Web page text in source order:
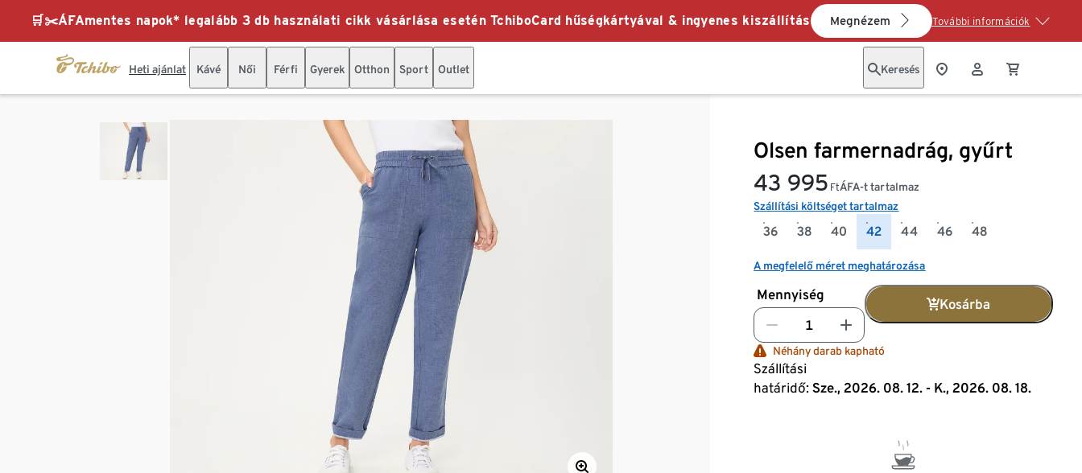
🛒✂️ÁFAmentes napok* legalább 3 db használati cikk vásárlása esetén TchiboCard hűségkártyával & ingyenes kiszállítás Megnézem További információk
Heti ajánlat Kávé Női Férfi Gyerek Otthon Sport Outlet Keresés
Olsen farmernadrág, gyűrt
43 995 FtÁFA-t tartalmaz
Szállítási költséget tartalmaz
36 38 40 42 44 46 48
A megfelelő méret meghatározása
Mennyiség
Kosárba
Néhány darab kapható
Szállítási
határidő: Sze., 2026. 08. 12. - K., 2026. 08. 18.